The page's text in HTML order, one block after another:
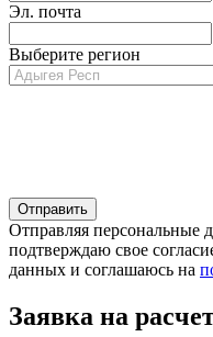
Эл. почта
Выберите регион
Отправляя персональные
подтверждаю свое
данных и соглашаюсь на
Заявка на